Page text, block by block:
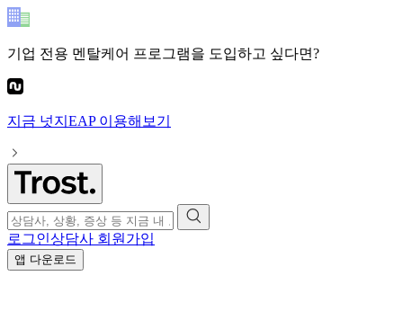
기업 전용 멘탈케어 프로그램을 도입하고 싶다면?
지금 넛지EAP이용해보기
로그인상담사 회원가입
앱 다운로드